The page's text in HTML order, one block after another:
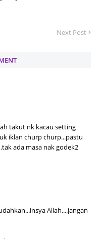
Next Post
takut nk kacau setting
iklan churp churp...pastu
ada masa nak godek2
Allah....jangan